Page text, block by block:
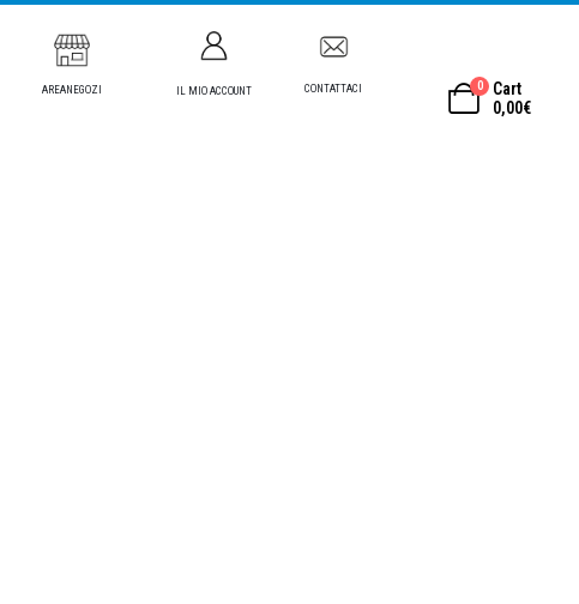
AREANEGOZI IL MIO ACCOUNT CONTATTACI 0
Cart
0,00€